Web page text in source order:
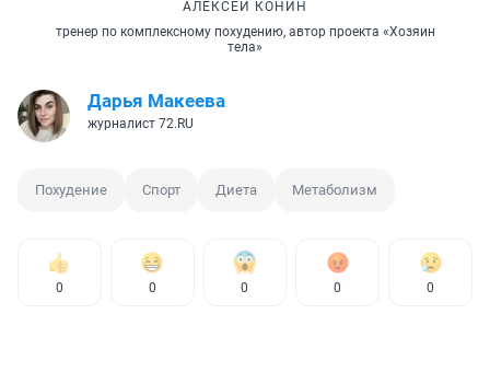
АЛЕКСЕЙ КОНИН
тренер по комплексному похудению, автор проекта «Хозяин
тела»
Дарья Макеева
журналист 72.RU
Похудение Спорт Диета Метаболизм
0 0 0 0 0